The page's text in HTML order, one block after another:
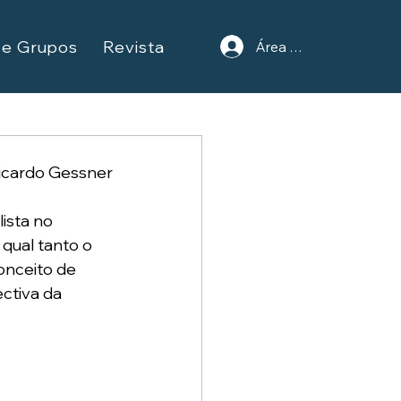
Gessner
no
tanto o
de
da
Área do Aluno
Grupos Revista